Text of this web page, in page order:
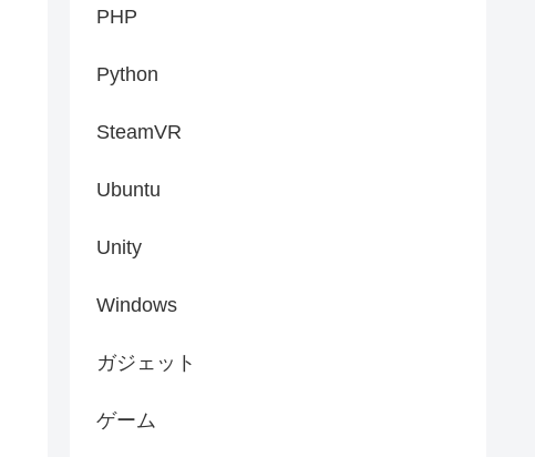
PHP
Python
SteamVR
Ubuntu
Unity
Windows
ガジェット
ゲーム